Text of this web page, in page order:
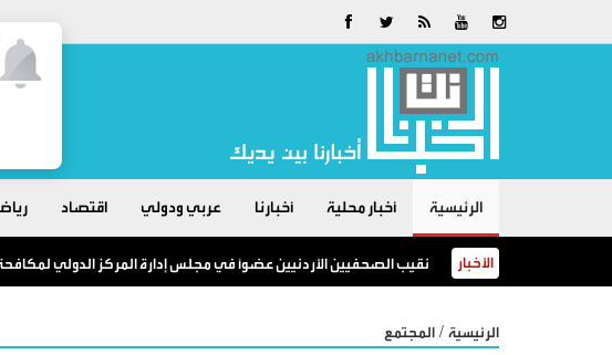
الرئيسية أخبار محلية أخبارنا عربي ودولي اقتصاد
الأخبار نقيب الصحفيين الأردنيين عضوًا في مجلس إدارة المركز الدولي
الرئيسية / المجتمع